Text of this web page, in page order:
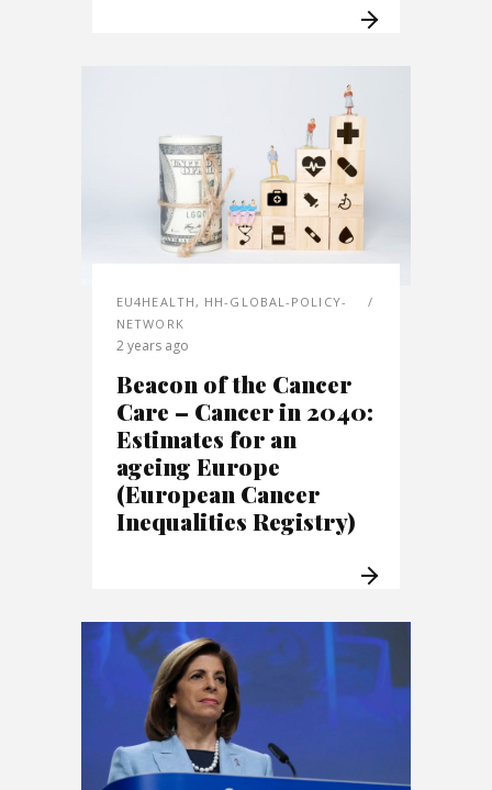
EU4HEALTH, HH-GLOBAL-POLICY-
NETWORK
2 years ago
Beacon of the Cancer
Care – Cancer in 2040:
Estimates for an
ageing Europe
(European Cancer
Inequalities Registry)